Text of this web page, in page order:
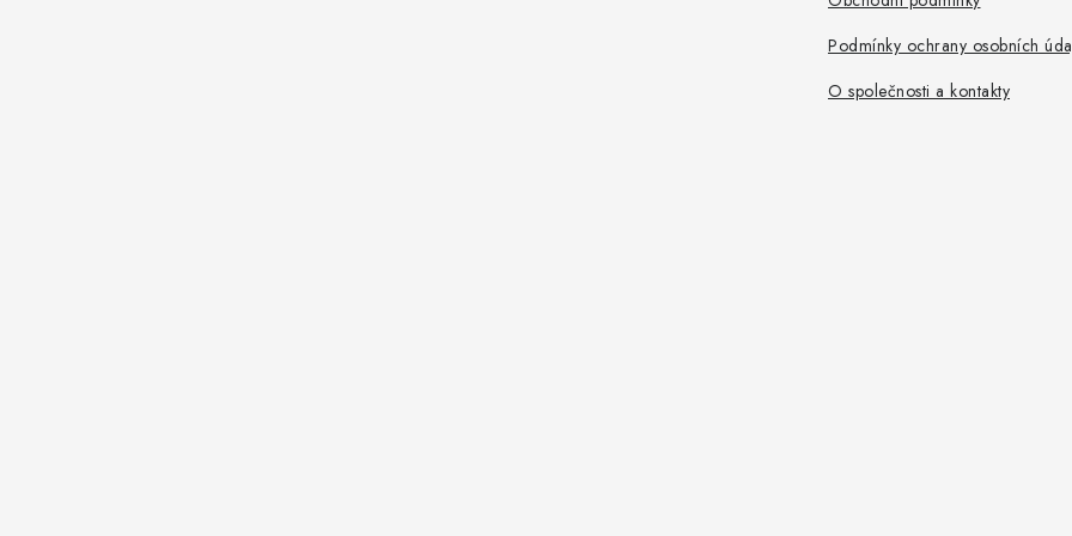
Podmínky ochrany osobních
O společnosti a kontakty